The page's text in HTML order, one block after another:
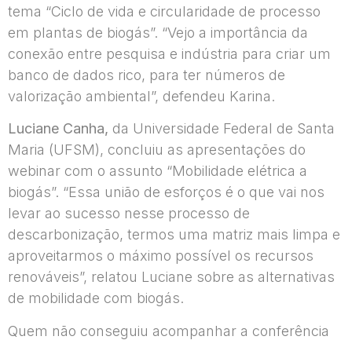
tema “Ciclo de vida e circularidade de processo
em plantas de biogás”. “Vejo a importância da
conexão entre pesquisa e indústria para criar um
banco de dados rico, para ter números de
valorização ambiental”, defendeu Karina.
Luciane Canha, da Universidade Federal de Santa
Maria (UFSM), concluiu as apresentações do
webinar com o assunto “Mobilidade elétrica a
biogás”. “Essa união de esforços é o que vai nos
levar ao sucesso nesse processo de
descarbonização, termos uma matriz mais limpa e
aproveitarmos o máximo possível os recursos
renováveis”, relatou Luciane sobre as alternativas
de mobilidade com biogás.
Quem não conseguiu acompanhar a conferência